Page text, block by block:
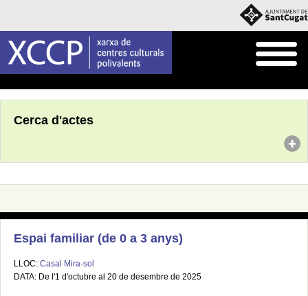
Cerca d'actes
Espai familiar (de 0 a 3 anys)
LLOC: Casal Mira-sol
DATA: De l'1 d'octubre al 20 de desembre de 2025